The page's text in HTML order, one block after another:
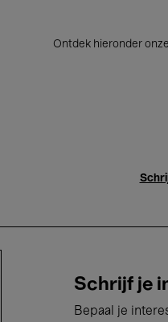
Ontdek hieronder
Schrijf je
Bepaal je